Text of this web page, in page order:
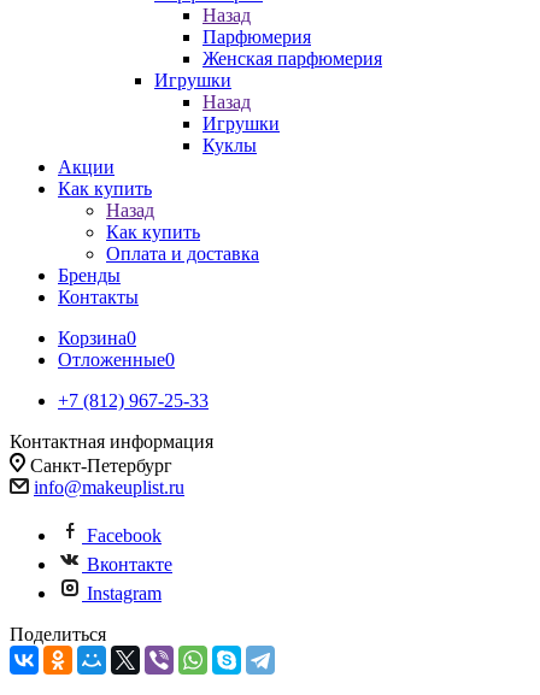
Назад
Парфюмерия
Женская парфюмерия
Игрушки
Назад
Игрушки
Куклы
Акции
Как купить
Назад
Как купить
Оплата и доставка
Бренды
Контакты
Корзина0
Отложенные0
+7 (812) 967-25-33
Контактная информация
Санкт-Петербург
info@makeuplist.ru
Facebook
Вконтакте
Instagram
Поделиться